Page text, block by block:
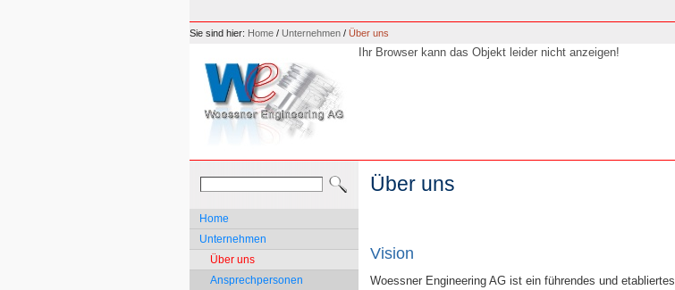
Sie sind hier: Home / Unternehmen / Über uns
Ihr Browser kann das Objekt leider nicht anzeigen!
Home
Unternehmen
Über uns
Ansprechpersonen
Über uns
Vision
Woessner Engineering AG ist ein führendes und etabliertes